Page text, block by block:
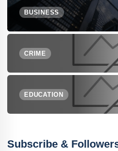
BUSINESS
CRIME
EDUCATION
Subscribe &